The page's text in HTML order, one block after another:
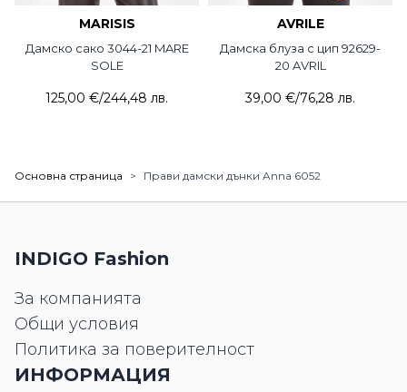
MARISIS
Дамско сако 3044-21 MARE
SOLE
125,00 €/244,48 лв.
AVRILE
Дамска блуза с цип 92629-
20 AVRIL
39,00 €/76,28 лв.
Основна страница > Прави дамски дънки Anna 6052
INDIGO Fashion
За компанията
Общи условия
Политика за поверителност
ИНФОРМАЦИЯ